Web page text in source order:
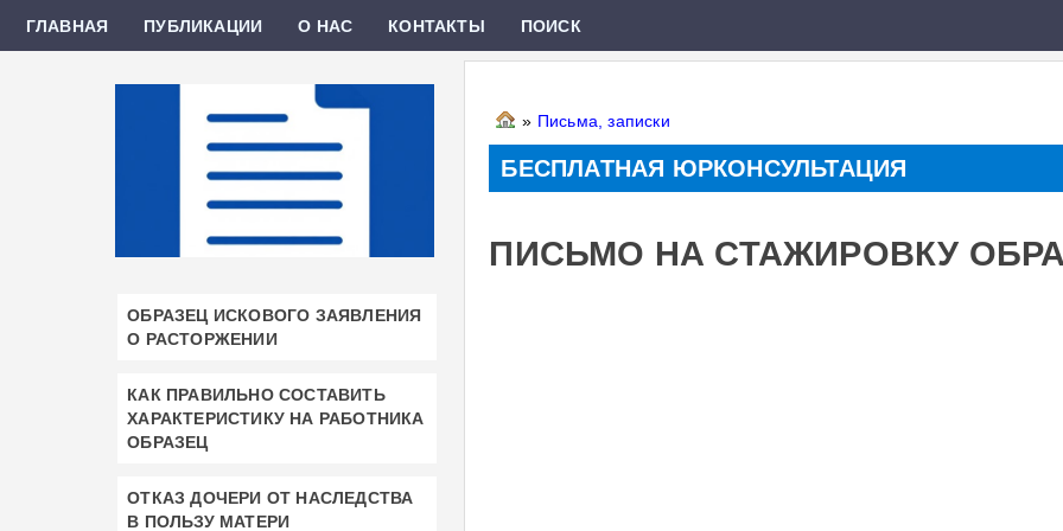
» Письма, записки
БЕСПЛАТНАЯ ЮРКОНСУЛЬТАЦИЯ
ПИСЬМО НА СТАЖИРОВКУ
ОБРАЗЕЦ ИСКОВОГО ЗАЯВЛЕНИЯ
О РАСТОРЖЕНИИ
КАК ПРАВИЛЬНО СОСТАВИТЬ
ХАРАКТЕРИСТИКУ НА РАБОТНИКА
ОБРАЗЕЦ
ОТКАЗ ДОЧЕРИ ОТ НАСЛЕДСТВА
В ПОЛЬЗУ МАТЕРИ
ГЛАВНАЯ ПУБЛИКАЦИИ О НАС КОНТАКТЫ ПОИСК